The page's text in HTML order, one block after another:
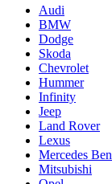
Audi
BMW
Dodge
Skoda
Chevrolet
Hummer
Infinity
Jeep
Land Rover
Lexus
Mercedes
Mitsubishi